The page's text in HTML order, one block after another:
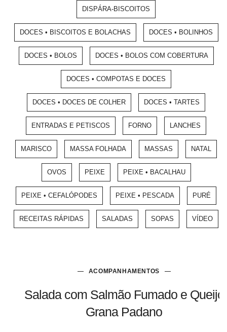
DISPÁRA-BISCOITOS
DOCES • BISCOITOS E BOLACHAS DOCES • BOLINHOS
DOCES • BOLOS DOCES • BOLOS COM COBERTURA
DOCES • COMPOTAS E DOCES
DOCES • DOCES DE COLHER DOCES • TARTES
ENTRADAS E PETISCOS FORNO LANCHES
MARISCO MASSA FOLHADA MASSAS NATAL
OVOS PEIXE PEIXE • BACALHAU
PEIXE • CEFALÓPODES PEIXE • PESCADA PURÉ
RECEITAS RÁPIDAS SALADAS SOPAS VÍDEO
ACOMPANHAMENTOS
Salada com Salmão Fumado e Queijo
Grana Padano